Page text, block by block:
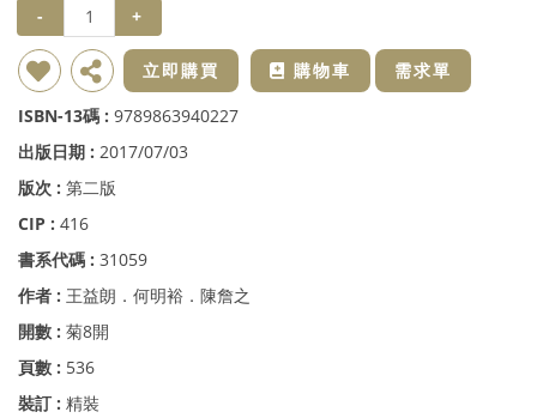
-
+
新增到收藏夾 分享 立即購買 購物車
需求單
ISBN-13碼 : 9789863940227
出版日期 : 2017/07/03
版次 : 第二版
CIP : 416
書系代碼 : 31059
作者 : 王益朗．何明裕．陳詹之
開數 : 菊8開
頁數 : 536
裝訂 : 精裝